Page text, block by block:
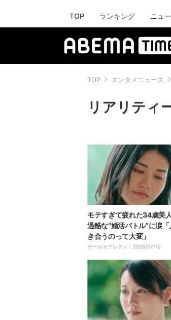
TOP ランキング ニュ
TOP エンタメニュース
リアリティ
モテすぎて疲れた34歳美人
過酷な“婚活バトル”に涙
き合うのって大変」
ガールオアレディ｜ 2026/07/12